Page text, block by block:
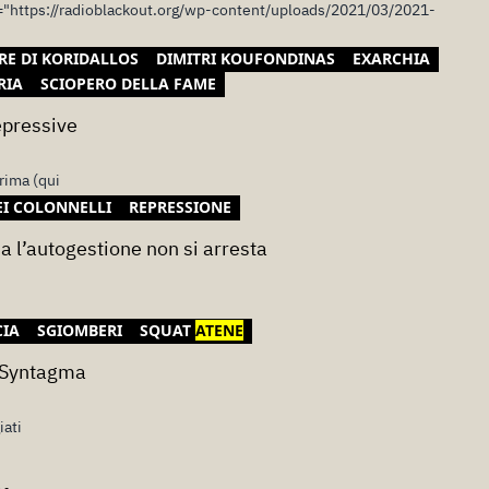
radioblackout.org/wp-content/uploads/2021/03/2021-
DI KORIDALLOS DIMITRI KOUFONDINAS
EXARCHIA
SCIOPERO DELLA FAME
(qui
COLONNELLI REPRESSIONE
l’autogestione non si arresta
SGIOMBERI SQUAT ATENE